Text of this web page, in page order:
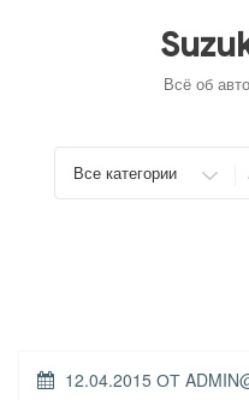
Всё об
Искать
ОПУБЛИКОВАНО
12.04.2015 ОТ